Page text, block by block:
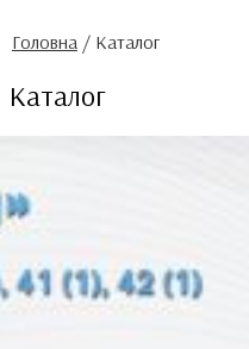
Головна / Каталог
Каталог